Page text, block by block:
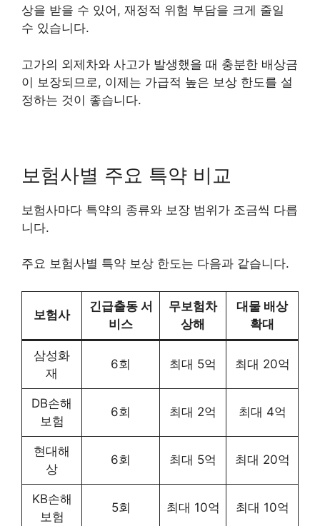
상을 받을 수 있어, 재정적 위험 부담을 크게 줄일
수 있습니다.
고가의 외제차와 사고가 발생했을 때 충분한 배상금
이 보장되므로, 이제는 가급적 높은 보상 한도를 설
정하는 것이 좋습니다.
보험사별 주요 특약 비교
보험사마다 특약의 종류와 보장 범위가 조금씩 다릅
니다.
주요 보험사별 특약 보상 한도는 다음과 같습니다.
보험사
긴급출동 서
비스
무보험차
상해
대물 배상
확대
삼성화
재
6회 최대 5억 최대 20억
DB손해
보험
6회 최대 2억 최대 4억
현대해
상
6회 최대 5억 최대 20억
KB손해
보험
5회 최대 10억 최대 10억